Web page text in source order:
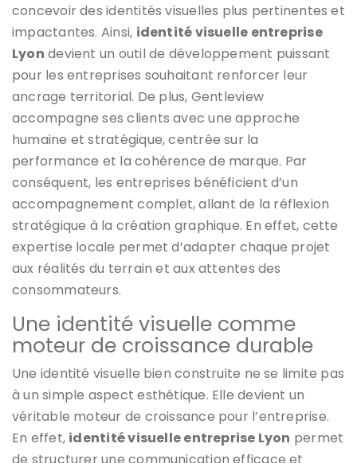
concevoir des identités visuelles plus pertinentes et
impactantes. Ainsi, identité visuelle entreprise
Lyon devient un outil de développement puissant
pour les entreprises souhaitant renforcer leur
ancrage territorial. De plus, Gentleview
accompagne ses clients avec une approche
humaine et stratégique, centrée sur la
performance et la cohérence de marque. Par
conséquent, les entreprises bénéficient d’un
accompagnement complet, allant de la réflexion
stratégique à la création graphique. En effet, cette
expertise locale permet d’adapter chaque projet
aux réalités du terrain et aux attentes des
consommateurs.
Une identité visuelle comme
moteur de croissance durable
Une identité visuelle bien construite ne se limite pas
à un simple aspect esthétique. Elle devient un
véritable moteur de croissance pour l’entreprise.
En effet, identité visuelle entreprise Lyon permet